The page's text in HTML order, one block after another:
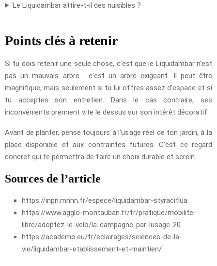
Le Liquidambar attire-t-il des nuisibles ?
Points clés à retenir
Si tu dois retenir une seule chose, c’est que le Liquidambar n’est
pas un mauvais arbre : c’est un arbre exigeant. Il peut être
magnifique, mais seulement si tu lui offres assez d’espace et si
tu acceptes son entretien. Dans le cas contraire, ses
inconvénients prennent vite le dessus sur son intérêt décoratif.
Avant de planter, pense toujours à l’usage réel de ton jardin, à la
place disponible et aux contraintes futures. C’est ce regard
concret qui te permettra de faire un choix durable et serein.
Sources de l’article
https://inpn.mnhn.fr/espece/liquidambar-styraciflua
https://www.agglo-montauban.fr/fr/pratique/mobilite-
libre/adoptez-le-velo/la-campagne-par-lusage-20
https://academo.eu/fr/eclairages/sciences-de-la-
vie/liquidambar-etablissement-et-maintien/